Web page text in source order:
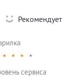
Рекомендует
★ ★ ★ ★
сервиса